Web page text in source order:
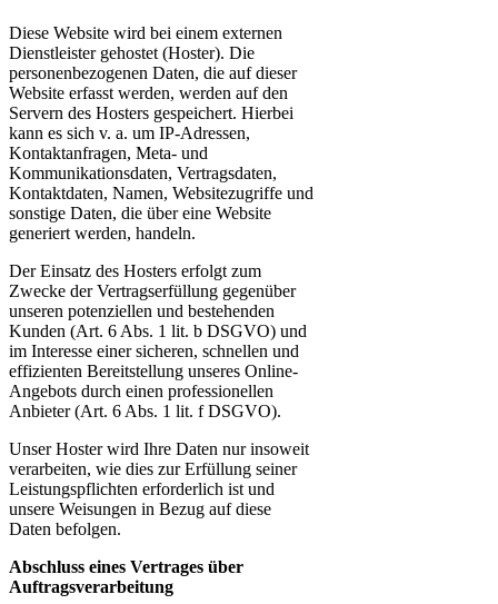
Diese Website wird bei einem externen
Dienstleister gehostet (Hoster). Die
personenbezogenen Daten, die auf dieser
Website erfasst werden, werden auf den
Servern des Hosters gespeichert. Hierbei
kann es sich v. a. um IP-Adressen,
Kontaktanfragen, Meta- und
Kommunikationsdaten, Vertragsdaten,
Kontaktdaten, Namen, Websitezugriffe und
sonstige Daten, die über eine Website
generiert werden, handeln.
Der Einsatz des Hosters erfolgt zum
Zwecke der Vertragserfüllung gegenüber
unseren potenziellen und bestehenden
Kunden (Art. 6 Abs. 1 lit. b DSGVO) und
im Interesse einer sicheren, schnellen und
effizienten Bereitstellung unseres Online-
Angebots durch einen professionellen
Anbieter (Art. 6 Abs. 1 lit. f DSGVO).
Unser Hoster wird Ihre Daten nur insoweit
verarbeiten, wie dies zur Erfüllung seiner
Leistungspflichten erforderlich ist und
unsere Weisungen in Bezug auf diese
Daten befolgen.
Abschluss eines Vertrages über
Auftragsverarbeitung